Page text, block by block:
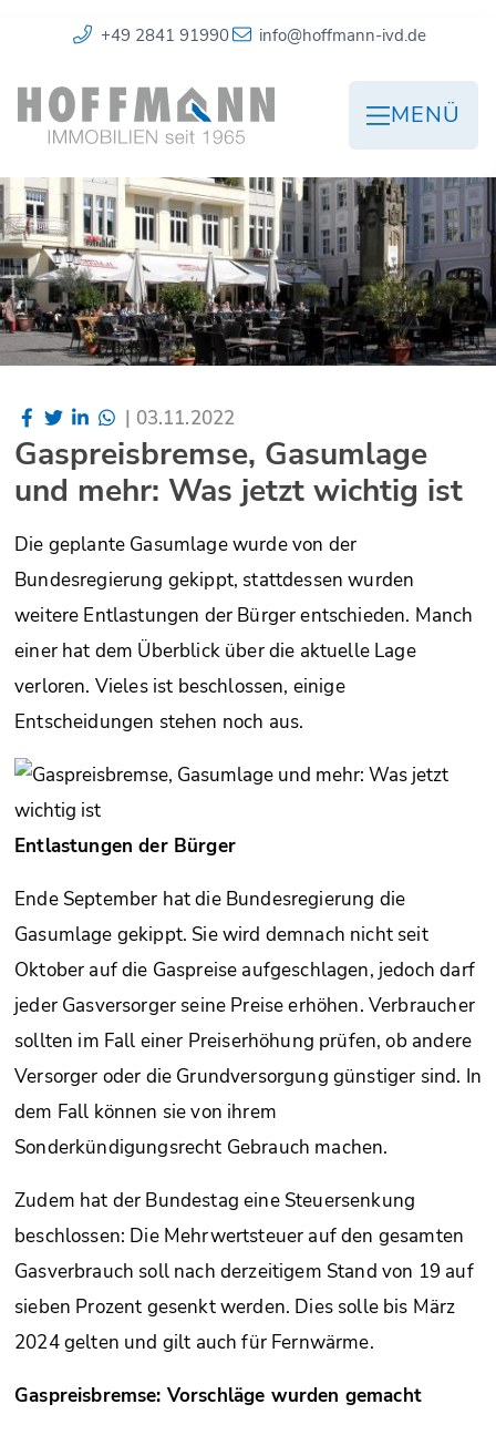
+49 2841 91990 info@hoffmann-ivd.de
MENÜ
| 03.11.2022
Gaspreisbremse, Gasumlage
und mehr: Was jetzt wichtig ist
Die geplante Gasumlage wurde von der
Bundesregierung gekippt, stattdessen wurden
weitere Entlastungen der Bürger entschieden. Manch
einer hat dem Überblick über die aktuelle Lage
verloren. Vieles ist beschlossen, einige
Entscheidungen stehen noch aus.
Entlastungen der Bürger
Ende September hat die Bundesregierung die
Gasumlage gekippt. Sie wird demnach nicht seit
Oktober auf die Gaspreise aufgeschlagen, jedoch darf
jeder Gasversorger seine Preise erhöhen. Verbraucher
sollten im Fall einer Preiserhöhung prüfen, ob andere
Versorger oder die Grundversorgung günstiger sind. In
dem Fall können sie von ihrem
Sonderkündigungsrecht Gebrauch machen.
Zudem hat der Bundestag eine Steuersenkung
beschlossen: Die Mehrwertsteuer auf den gesamten
Gasverbrauch soll nach derzeitigem Stand von 19 auf
sieben Prozent gesenkt werden. Dies solle bis März
2024 gelten und gilt auch für Fernwärme.
Gaspreisbremse: Vorschläge wurden gemacht